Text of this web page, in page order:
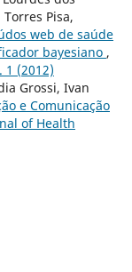
Pisa,
web de saúde
bayesiano ,
1 (2012)
Grossi, Ivan
e Comunicação
of Health